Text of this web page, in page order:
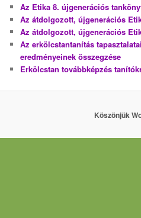
Az Etika 8. újgenerációs
Az átdolgozott, újgenerációs
Az átdolgozott, újgenerációs
Az erkölcstantanítás
eredményeinek összegzése
Erkölcstan továbbképzés
Köszönjük